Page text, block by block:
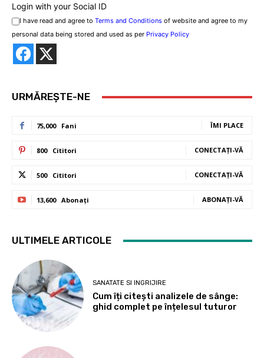
Login with your Social ID
I have read and agree to Terms and Conditions of website and agree to my
personal data being stored and used as per Privacy Policy
URMĂREȘTE-NE
75,000 Fani ÎMI PLACE
800 Cititori CONECTAȚI-VĂ
500 Cititori CONECTAȚI-VĂ
13,600 Abonați ABONAȚI-VĂ
ULTIMELE ARTICOLE
SANATATE SI INGRIJIRE
Cum îți citești analizele de sânge:
ghid complet pe înțelesul tuturor